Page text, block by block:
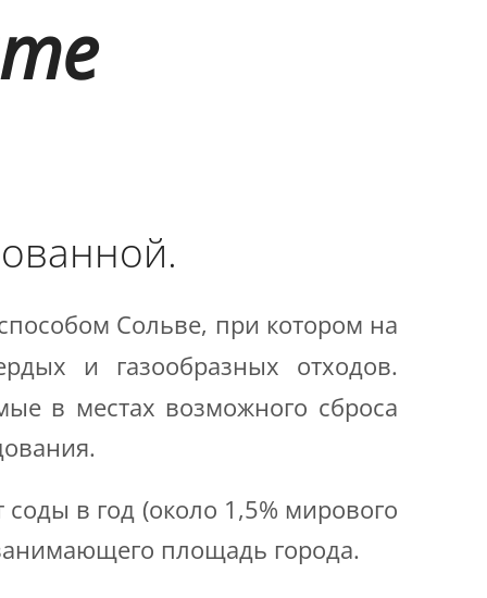
Сольве, при котором на
и газообразных отходов.
в местах возможного сброса
в год (около 1,5% мирового
площадь города.